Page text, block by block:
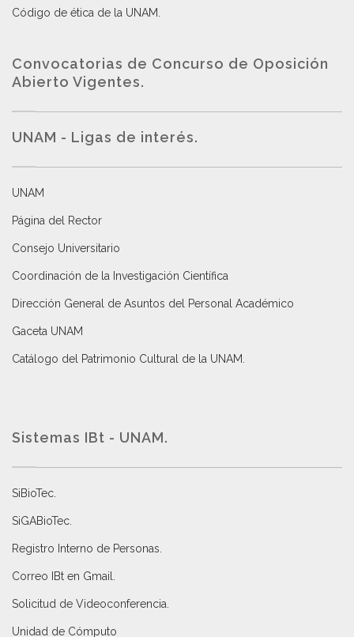
Código de ética de la UNAM
Convocatorias de Concurso de Oposición
Abierto Vigentes.
UNAM - Ligas de interés.
UNAM
Página del Rector
Consejo Universitario
Coordinación de la Investigación Científica
Dirección General de Asuntos del Personal Académico
Gaceta UNAM
Catálogo del Patrimonio Cultural de la UNAM.
Sistemas IBt - UNAM.
SiBioTec
SiGABioTec.
Registro Interno de Personas
Correo IBt en Gmail
Solicitud de Videoconferencia.
Unidad de Cómputo